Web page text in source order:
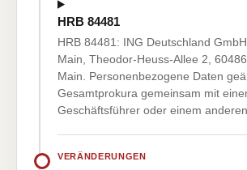
HRB 84481
HRB 84481: ING Deutschland
Main, Theodor-Heuss-Allee 2,
Main. Personenbezogene Daten
Gesamtprokura gemeinsam mit
Geschäftsführer oder einem
VERÄNDERUNGEN